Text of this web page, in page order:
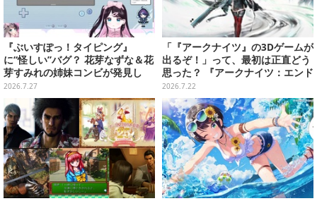
『ぶいすぽっ！タイピング』
に“怪しい”バグ？ 花芽なずな＆花
芽すみれの姉妹コンビが発見し
た、謎のコマンド&日記が意味深
2026.7.27
「『アークナイツ』の3Dゲームが
出るぞ！」って、最初は正直どう
思った？ 『アークナイツ：エンド
フィールド』リリース半年を機
に、4人のインフルエンサーに聞
いてみたーシリーズを“奥深く”ま
で追ってきたからこその視点【座
談会】
2026.7.22